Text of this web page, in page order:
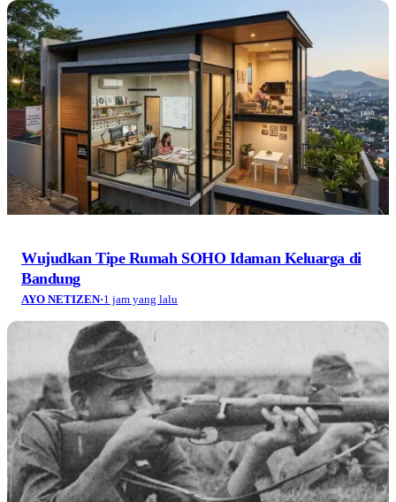
Wujudkan Tipe Rumah SOHO Idaman Keluarga di
Bandung
AYO NETIZEN·1 jam yang lalu